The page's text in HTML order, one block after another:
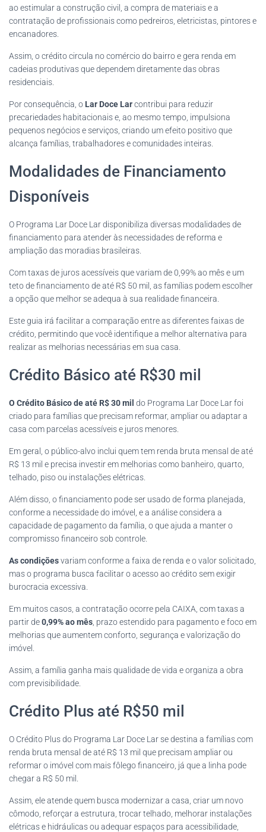
ao estimular a construção civil, a compra de materiais e a
contratação de profissionais como pedreiros, eletricistas, pintores e
encanadores.
Assim, o crédito circula no comércio do bairro e gera renda em
cadeias produtivas que dependem diretamente das obras
residenciais.
Por consequência, o Lar Doce Larcontribui para reduzir
precariedades habitacionais e, ao mesmo tempo, impulsiona
pequenos negócios e serviços, criando um efeito positivo que
alcança famílias, trabalhadores e comunidades inteiras.
Modalidades de Financiamento
Disponíveis
O Programa Lar Doce Lar disponibiliza diversas modalidades de
financiamento para atender às necessidades de reforma e
ampliação das moradias brasileiras.
Com taxas de juros acessíveis que variam de 0,99% ao mês e um
teto de financiamento de até R$ 50 mil, as famílias podem escolher
a opção que melhor se adequa à sua realidade financeira.
Este guia irá facilitar a comparação entre as diferentes faixas de
crédito, permitindo que você identifique a melhor alternativa para
realizar as melhorias necessárias em sua casa.
Crédito Básico até R$30 mil
O Crédito Básico de até R$ 30 mil do Programa Lar Doce Lar foi
criado para famílias que precisam reformar, ampliar ou adaptar a
casa com parcelas acessíveis e juros menores.
Em geral, o público-alvo inclui quem tem renda bruta mensal de até
R$ 13 mil e precisa investir em melhorias como banheiro, quarto,
telhado, piso ou instalações elétricas.
Além disso, o financiamento pode ser usado de forma planejada,
conforme a necessidade do imóvel, e a análise considera a
capacidade de pagamento da família, o que ajuda a manter o
compromisso financeiro sob controle.
As condiçõesvariam conforme a faixa de renda e o valor solicitado,
mas o programa busca facilitar o acesso ao crédito sem exigir
burocracia excessiva.
Em muitos casos, a contratação ocorre pela CAIXA, com taxas a
partir de0,99% ao mês , prazo estendido para pagamento e foco em
melhorias que aumentem conforto, segurança e valorização do
imóvel.
Assim, a família ganha mais qualidade de vida e organiza a obra
com previsibilidade.
Crédito Plus até R$50 mil
O Crédito Plus do Programa Lar Doce Lar se destina a famílias com
renda bruta mensal de até R$ 13 mil que precisam ampliar ou
reformar o imóvel com mais fôlego financeiro, já que a linha pode
chegar a R$ 50 mil.
Assim, ele atende quem busca modernizar a casa, criar um novo
cômodo, reforçar a estrutura, trocar telhado, melhorar instalações
elétricas e hidráulicas ou adequar espaços para acessibilidade,